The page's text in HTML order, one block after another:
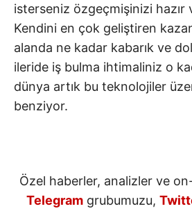
isterseniz özgeçmişinizi hazır
Kendini en çok geliştiren
alanda ne kadar kabarık ve
ileride iş bulma ihtimaliniz o
dünya artık bu teknolojiler
benziyor.
Özel haberler, analizler ve
Telegramgrubumuzu,